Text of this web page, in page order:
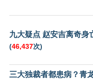
九大疑点 赵安吉离奇身
(46,437次)
三大独裁者都患病？青